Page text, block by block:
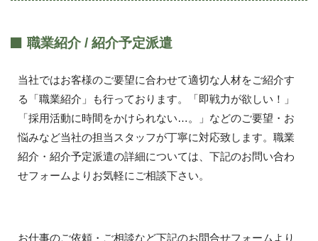
職業紹介 / 紹介予定派遣
当社ではお客様のご要望に合わせて適切な人材をご紹介す
る「職業紹介」も行っております。「即戦力が欲しい！」
「採用活動に時間をかけられない…。」などのご要望・お
悩みなど当社の担当スタッフが丁寧に対応致します。職業
紹介・紹介予定派遣の詳細については、下記のお問い合わ
せフォームよりお気軽にご相談下さい。
お仕事のご依頼・ご相談など下記のお問合せフォームより